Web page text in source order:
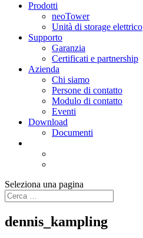
Prodotti
neoTower
Unità di storage elettrico
Supporto
Garanzia
Certificati e partnership
Azienda
Chi siamo
Persone di contatto
Modulo di contatto
Eventi
Download
Documenti
Seleziona una pagina
dennis_kampling